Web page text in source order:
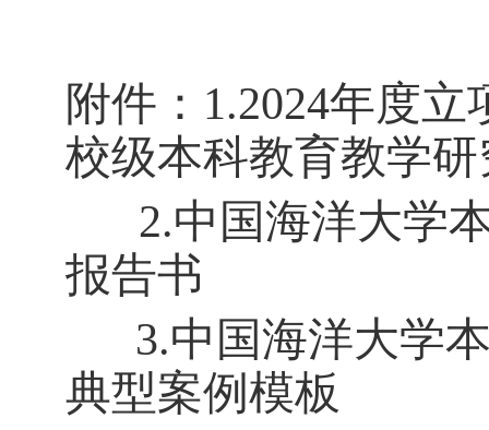
附件 ： 1.2024年度立
校级本科教育教学
2.中国海洋大学
报告书
3.中国海洋大学
典型案例模板